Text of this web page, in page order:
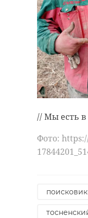
// Мы есть в
Фото: